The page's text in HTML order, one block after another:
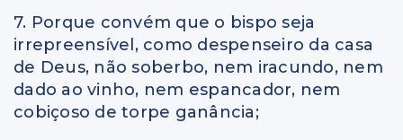
7. Porque convém que o bispo seja
irrepreensível, como despenseiro da casa
de Deus, não soberbo, nem iracundo, nem
dado ao vinho, nem espancador, nem
cobiçoso de torpe ganância;